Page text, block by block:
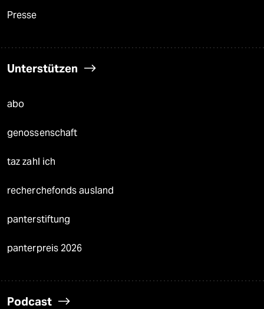
Presse
Unterstützen
abo
genossenschaft
taz zahl ich
recherchefonds ausland
panterstiftung
panterpreis 2026
Podcast